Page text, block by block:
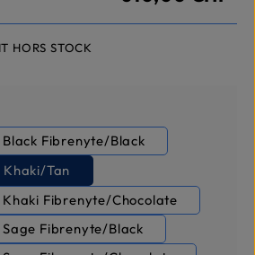
HORS STOCK
Fibrenyte/Black
Tan
Fibrenyte/Chocolate
Fibrenyte/Black